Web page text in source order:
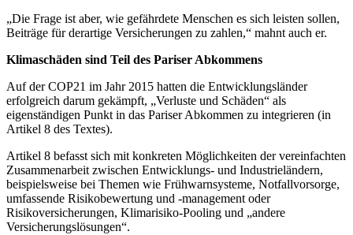
„Die Frage ist aber, wie gefährdete Menschen es sich leisten sollen,
Beiträge für derartige Versicherungen zu zahlen,“ mahnt auch er.
Klimaschäden sind Teil des Pariser Abkommens
Auf der COP21 im Jahr 2015 hatten die Entwicklungsländer
erfolgreich darum gekämpft, „Verluste und Schäden“ als
eigenständigen Punkt in das Pariser Abkommen zu integrieren (in
Artikel 8 des Textes).
Artikel 8 befasst sich mit konkreten Möglichkeiten der vereinfachten
Zusammenarbeit zwischen Entwicklungs- und Industrieländern,
beispielsweise bei Themen wie Frühwarnsysteme, Notfallvorsorge,
umfassende Risikobewertung und -management oder
Risikoversicherungen, Klimarisiko-Pooling und „andere
Versicherungslösungen“.